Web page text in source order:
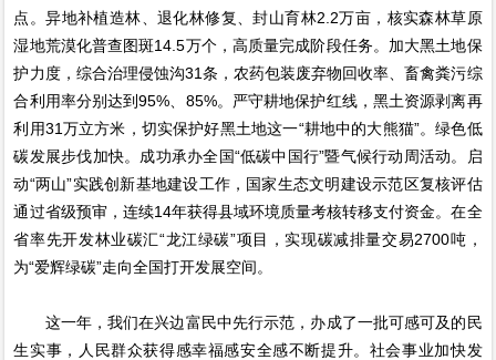
点。异地补植造林、退化林修复、封山育林2.2万亩，核实森林草原
湿地荒漠化普查图斑14.5万个，高质量完成阶段任务。加大黑土地保
护力度，综合治理侵蚀沟31条，农药包装废弃物回收率、畜禽粪污综
合利用率分别达到95%、85%。严守耕地保护红线，黑土资源剥离再
利用31万立方米，切实保护好黑土地这一“耕地中的大熊猫”。绿色低
碳发展步伐加快。成功承办全国“低碳中国行”暨气候行动周活动。启
动“两山”实践创新基地建设工作，国家生态文明建设示范区复核评估
通过省级预审，连续14年获得县域环境质量考核转移支付资金。在全
省率先开发林业碳汇“龙江绿碳”项目，实现碳减排量交易2700吨，
为“爱辉绿碳”走向全国打开发展空间。
这一年，我们在兴边富民中先行示范，办成了一批可感可及的民
生实事，人民群众获得感幸福感安全感不断提升。社会事业加快发